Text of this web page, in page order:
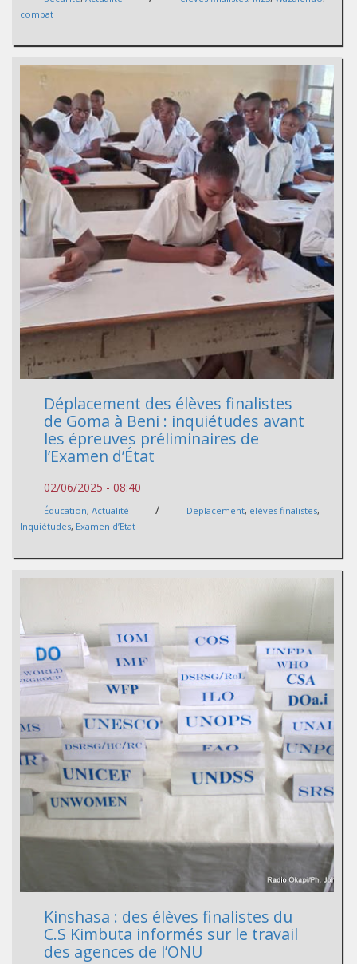
combat
Déplacement des élèves finalistes
de Goma à Beni : inquiétudes avant
les épreuves préliminaires de
l’Examen d’État
02/06/2025 - 08:40
Éducation, Actualité / Deplacement, elèves finalistes,
Inquiétudes, Examen d’Etat
Kinshasa : des élèves finalistes du
C.S Kimbuta informés sur le travail
des agences de l’ONU